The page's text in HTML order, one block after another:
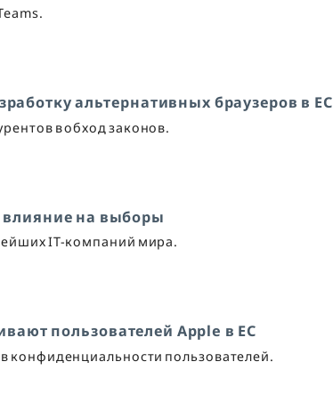
альтернативных браузеров в ЕС
в обход законов.
влияние на выборы
IT-компаний мира.
пользователей Apple в ЕС
конфиденциальности пользователей.